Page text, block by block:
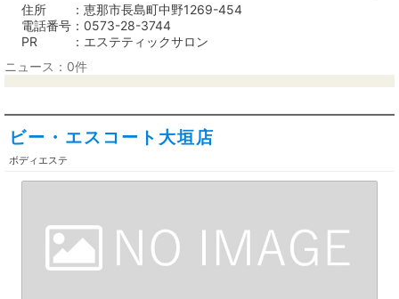
住所
恵那市長島町中野1269-454
電話番号
0573-28-3744
PR
エステティックサロン
ニュース：0件
ビー・エスコート大垣店
ボディエステ